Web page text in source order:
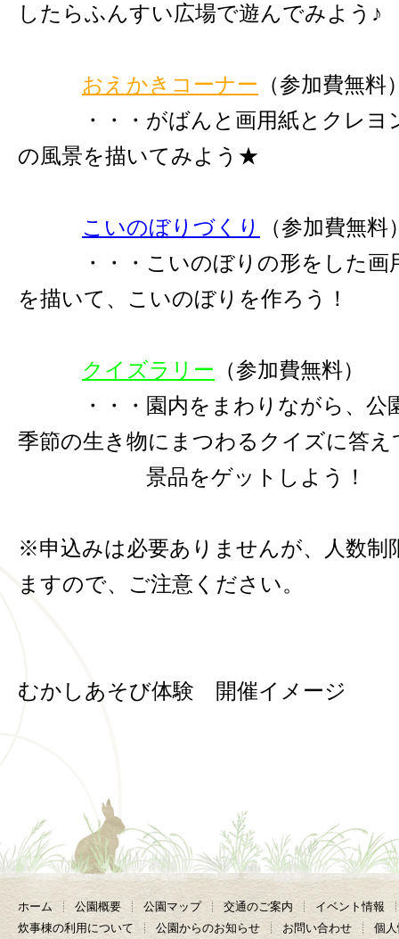
したらふんすい広場で遊んでみよう♪
おえかきコーナー （参加費無料
・・・がばんと画用紙とクレヨ
の風景を描いてみよう★
こいのぼりづくり
（参加費無料
・・・こいのぼりの形をした画
を描いて、こいのぼりを作ろう！
クイズラリー （参加費無料）
・・・園内をまわりながら、公
季節の生き物にまつわるクイズに答え
景品をゲットしよう！
※申込みは必要ありませんが、人数制
ますので、ご注意ください。
むかしあそび体験
ホーム 公園概要 公園マップ 交通のご案内
イベント情報
炊事棟の利用について
公園からのお知らせ お問い合わせ 個